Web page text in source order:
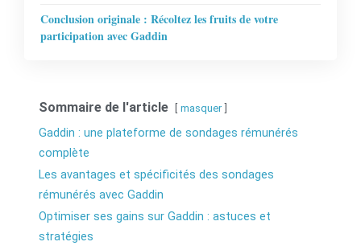
Conclusion originale : Récoltez les fruits de votre
participation avec Gaddin
Sommaire de l'article masquer
Gaddin : une plateforme de sondages rémunérés
complète
Les avantages et spécificités des sondages
rémunérés avec Gaddin
Optimiser ses gains sur Gaddin : astuces et
stratégies